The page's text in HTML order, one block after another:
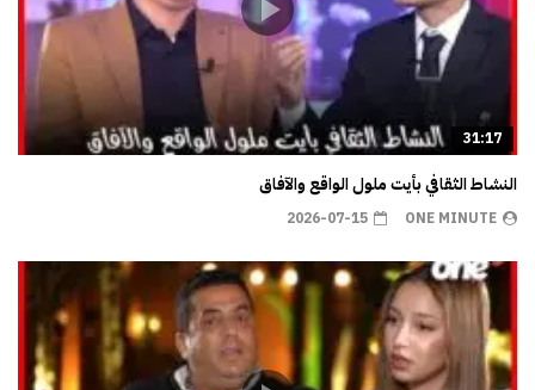
31:17
النشاط الثقافي بأيت ملول الواقع والآفاق
ONE MINUTE
2026-07-15